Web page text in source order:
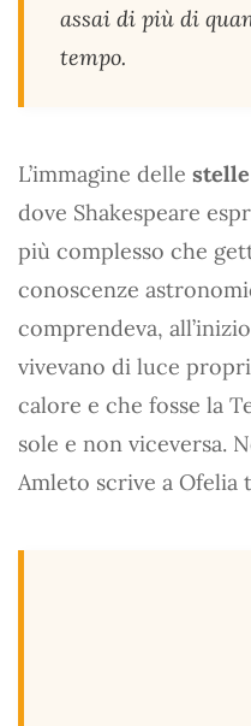
assai di più di
tempo.
L’immagine delle stelle
dove Shakespeare
più complesso che
conoscenze
comprendeva,
vivevano di luce
calore e che fosse la
sole e non viceversa.
Amleto scrive a Ofelia